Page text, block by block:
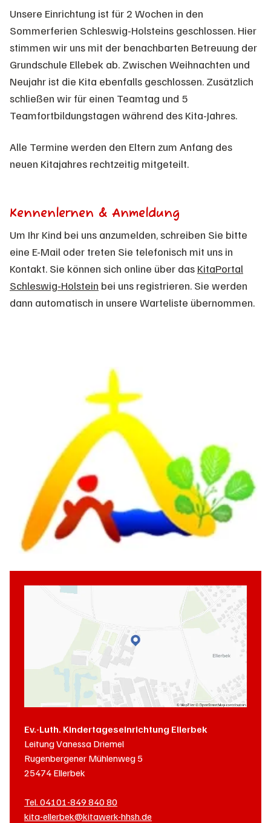
Unsere Einrichtung ist für 2 Wochen in den
Sommerferien Schleswig-Holsteins geschlossen. Hier
stimmen wir uns mit der benachbarten Betreuung der
Grundschule Ellebek ab. Zwischen Weihnachten und
Neujahr ist die Kita ebenfalls geschlossen. Zusätzlich
schließen wir für einen Teamtag und 5
Teamfortbildungstagen während des Kita-Jahres.
Alle Termine werden den Eltern zum Anfang des
neuen Kitajahres rechtzeitig mitgeteilt.
Kennenlernen & Anmeldung
Um Ihr Kind bei uns anzumelden, schreiben Sie bitte
eine E-Mail oder treten Sie telefonisch mit uns in
Kontakt. Sie können sich online über das KitaPortal
Schleswig-Holstein bei uns registrieren. Sie werden
dann automatisch in unsere Warteliste übernommen.
Ev.-Luth. Kindertageseinrichtung Ellerbek
LeitungVanessa Driemel
Rugenbergener Mühlenweg 5
25474 Ellerbek
Tel. 04101-849 840 80
kita-ellerbek@kitawerk-hhsh.de